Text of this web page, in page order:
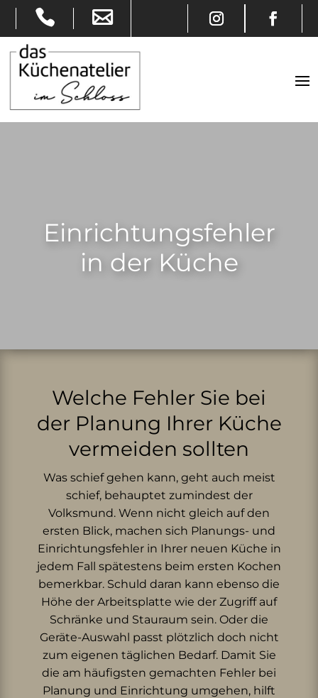
Einrichtungsfehler
in der Küche
Welche Fehler Sie bei
der Planung Ihrer Küche
vermeiden sollten
Was schief gehen kann, geht auch meist
schief, behauptet zumindest der
Volksmund. Wenn nicht gleich auf den
ersten Blick, machen sich Planungs- und
Einrichtungsfehler in Ihrer neuen Küche in
jedem Fall spätestens beim ersten Kochen
bemerkbar. Schuld daran kann ebenso die
Höhe der Arbeitsplatte wie der Zugriff auf
Schränke und Stauraum sein. Oder die
Geräte-Auswahl passt plötzlich doch nicht
zum eigenen täglichen Bedarf. Damit Sie
die am häufigsten gemachten Fehler bei
Planung und Einrichtung umgehen, hilft